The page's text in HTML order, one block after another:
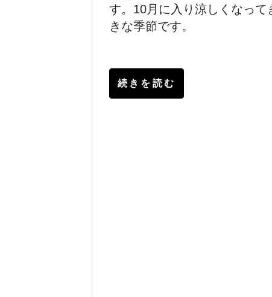
す。10月に入り涼しくなって
きな季節です。
続きを読む